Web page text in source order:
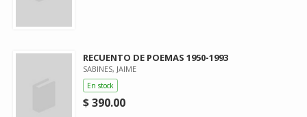
RECUENTO DE POEMAS 1950-1993
SABINES, JAIME
En stock
$ 390.00